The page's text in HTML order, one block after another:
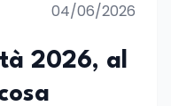
04/06/2026
2026, al